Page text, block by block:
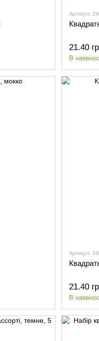
Артикул:
21.40
В
Артикул:
21.40
В